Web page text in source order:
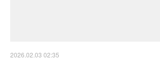
2026.02.03 02:35